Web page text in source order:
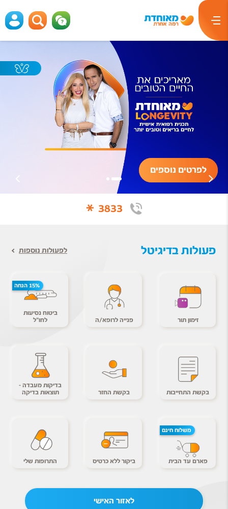
לפרטים נוספים
*
פעולות בדיגיטל לפעולות נוספות
זימון תור פנייה לרופא/ה
ביטוח נסיעות
לחו"ל
15% הנחה
בקשת התחייבות בקשת החזר
בדיקות מעבדה -
תוצאות בדיקה
פארם עד הבית
משלוח חינם
ביקור ללא כרטיס התרופות שלי
לאזור האישי